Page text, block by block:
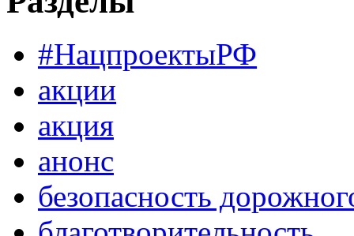
#НацпроектыРФ
акции
акция
анонс
безопасность